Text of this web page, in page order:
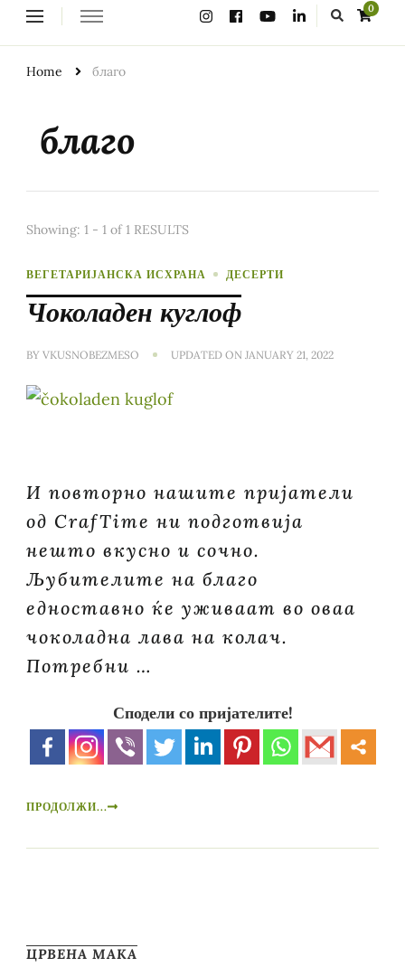
0
Home благо
благо
Showing: 1 - 1 of 1 RESULTS
ВЕГЕТАРИЈАНСКА ИСХРАНА ДЕСЕРТИ
Чоколаден куглоф
BY VKUSNOBEZMESO UPDATED ON JANUARY 21, 2022
И повторно нашите пријатели
од CrafTime ни подготвија
нешто вкусно и сочно.
Љубителите на благо
едноставно ќе уживаат во оваа
чоколадна лава на колач.
Потребни …
Сподели со пријателите!
ПРОДОЛЖИ...
ЦРВЕНА МАКА